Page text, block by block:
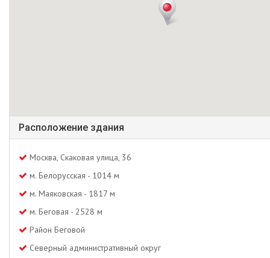
Расположение здания
Москва, Скаковая улица, 36
м. Белорусская - 1014 м
м. Маяковская - 1817 м
м. Беговая - 2528 м
Район Беговой
Северный административный округ